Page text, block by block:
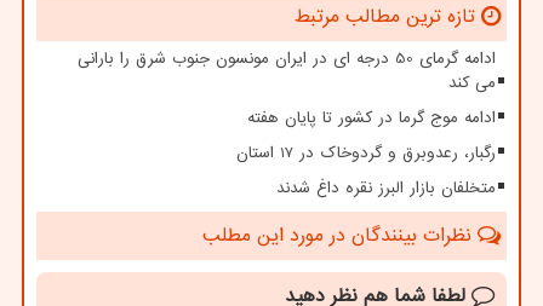
تازه ترین مطالب مرتبط
ادامه گرمای 50 درجه ای در ایران مونسون جنوب شرق را بارانی
می کند
ادامه موج گرما در کشور تا پایان هفته
رگبار، رعدوبرق و گردوخاک در 17 استان
متخلفان بازار البرز نقره داغ شدند
نظرات بینندگان در مورد این مطلب
لطفا شما هم نظر دهید